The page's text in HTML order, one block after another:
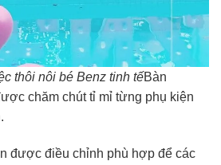
thôi nôi bé Benz tinh tếBàn
chăm chút tỉ mỉ từng phụ kiện
được điều chỉnh phù hợp để các